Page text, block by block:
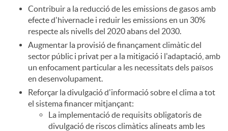
Contribuir a la reducció de les emissions de gasos amb
efecte d'hivernacle i reduir les emissions en un 30%
respecte als nivells del 2020 abans del 2030.
Augmentar la provisió de finançament climàtic del
sector públic i privat per a la mitigació i l'adaptació, amb
un enfocament particular a les necessitats dels països
en desenvolupament.
Reforçar la divulgació d'informació sobre el clima a tot
el sistema financer mitjançant:
La implementació de requisits obligatoris de
divulgació de riscos climàtics alineats amb les